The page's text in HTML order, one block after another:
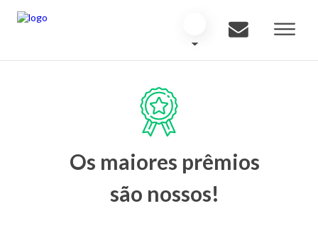
Os maiores prêmios
são nossos!